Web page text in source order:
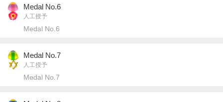
Medal No.6
人工授予
Medal No.6
Medal No.7
人工授予
Medal No.7